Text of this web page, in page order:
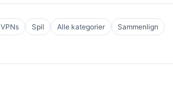
VPNs Spil Alle kategorier Sammenlign